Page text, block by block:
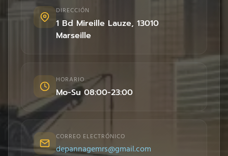
DIRECCIÓN
1 Bd Mireille Lauze, 13010
Marseille
HORARIO
Mo-Su 08:00-23:00
CORREO ELECTRÓNICO
depannagemrs@gmail.com